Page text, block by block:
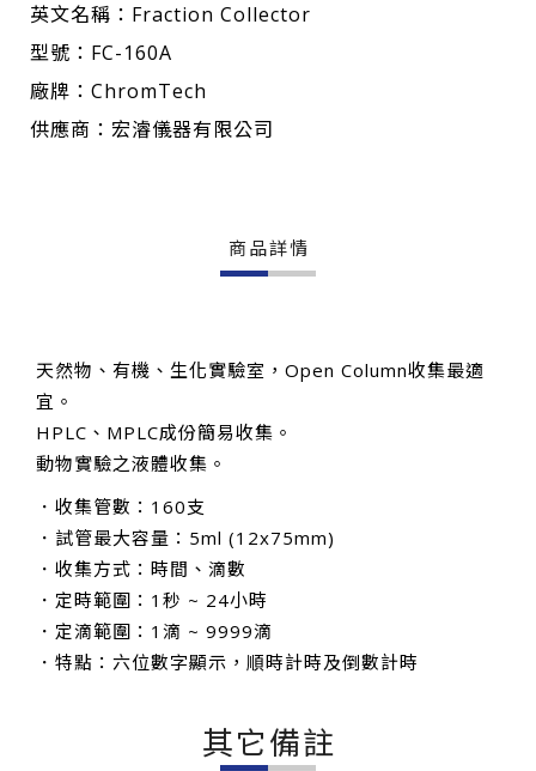
英文名稱：Fraction Collector
型號：FC-160A
廠牌：ChromTech
供應商：宏濬儀器有限公司
商品詳情
天然物、有機、生化實驗室，Open Column收集最適
宜。
HPLC、MPLC成份簡易收集。
動物實驗之液體收集。
．收集管數：160支
．試管最大容量：5ml (12x75mm)
．收集方式：時間、滴數
．定時範圍：1秒 ~ 24小時
．定滴範圍：1滴 ~ 9999滴
．特點：六位數字顯示，順時計時及倒數計時
其它備註